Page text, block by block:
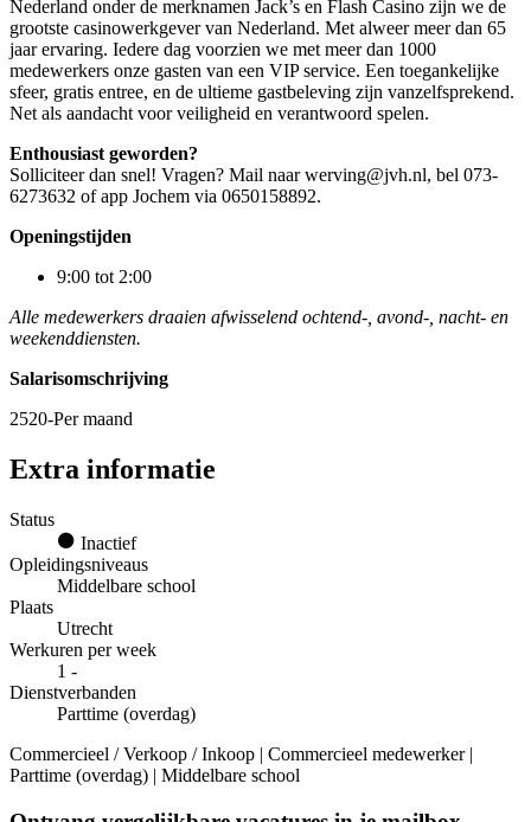
Nederland onder de merknamen Jack’s en Flash Casino zijn we de
grootste casinowerkgever van Nederland. Met alweer meer dan 65
jaar ervaring. Iedere dag voorzien we met meer dan 1000
medewerkers onze gasten van een VIP service. Een toegankelijke
sfeer, gratis entree, en de ultieme gastbeleving zijn vanzelfsprekend.
Net als aandacht voor veiligheid en verantwoord spelen.
Enthousiast geworden?
Solliciteer dan snel! Vragen? Mail naar werving@jvh.nl, bel 073-
6273632 of app Jochem via 0650158892.
Openingstijden
9:00 tot 2:00
Alle medewerkers draaien afwisselend ochtend-, avond-, nacht- en
weekenddiensten.
Salarisomschrijving
2520-Per maand
Extra informatie
Status
Inactief
Opleidingsniveaus
Middelbare school
Plaats
Utrecht
Werkuren per week
1 -
Dienstverbanden
Parttime (overdag)
Commercieel / Verkoop / Inkoop | Commercieel medewerker |
Parttime (overdag) | Middelbare school